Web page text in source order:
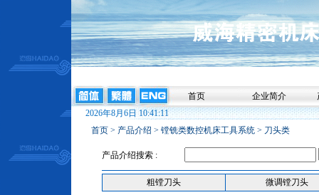
首页 企业简介
2026年8月6日 10:41:11
首页> 产品介绍 > 镗铣类数控机床工具系统> 刀头类
产品介绍搜索 :
粗镗刀头 微调镗刀头